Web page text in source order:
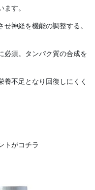
す。
神経を機能の調整する。
必須。タンパク質の合成を
不足となり回復しにくく
トがコチラ